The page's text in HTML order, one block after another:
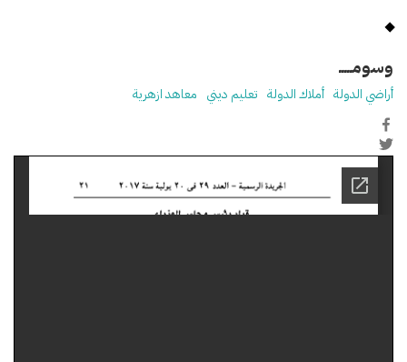
وسومـــــ
أراضي الدولة أملاك الدولة تعليم ديني معاهد ازهرية